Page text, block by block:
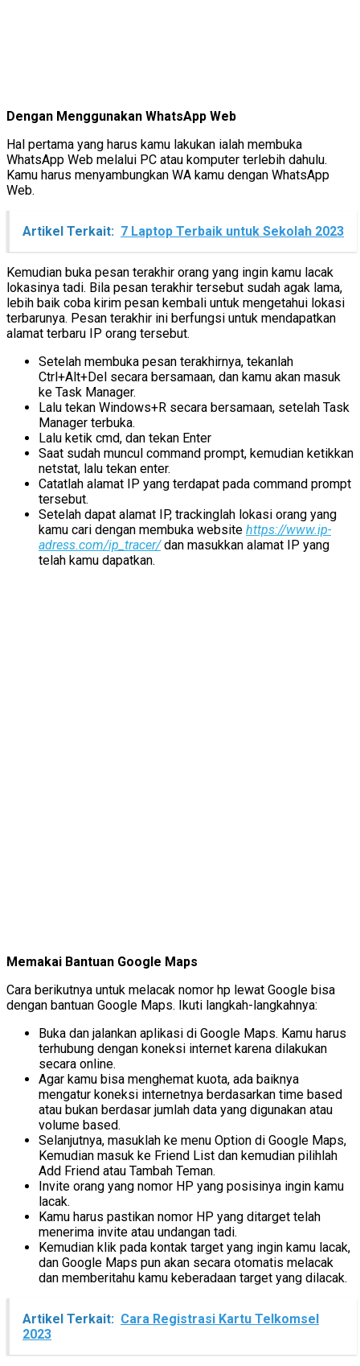
Dengan Menggunakan WhatsApp Web
Hal pertama yang harus kamu lakukan ialah membuka
WhatsApp Web melalui PC atau komputer terlebih dahulu.
Kamu harus menyambungkan WA kamu dengan WhatsApp
Web.
Artikel Terkait: 7 Laptop Terbaik untuk Sekolah 2023
Kemudian buka pesan terakhir orang yang ingin kamu lacak
lokasinya tadi. Bila pesan terakhir tersebut sudah agak lama,
lebih baik coba kirim pesan kembali untuk mengetahui lokasi
terbarunya. Pesan terakhir ini berfungsi untuk mendapatkan
alamat terbaru IP orang tersebut.
Setelah membuka pesan terakhirnya, tekanlah
Ctrl+Alt+Del secara bersamaan, dan kamu akan masuk
ke Task Manager.
Lalu tekan Windows+R secara bersamaan, setelah Task
Manager terbuka.
Lalu ketik cmd, dan tekan Enter
Saat sudah muncul command prompt, kemudian ketikkan
netstat, lalu tekan enter.
Catatlah alamat IP yang terdapat pada command prompt
tersebut.
Setelah dapat alamat IP, trackinglah lokasi orang yang
kamu cari dengan membuka website https://www.ip-
adress.com/ip_tracer/dan masukkan alamat IP yang
telah kamu dapatkan.
Memakai Bantuan Google Maps
Cara berikutnya untuk melacak nomor hp lewat Google bisa
dengan bantuan Google Maps. Ikuti langkah-langkahnya:
Buka dan jalankan aplikasi di Google Maps. Kamu harus
terhubung dengan koneksi internet karena dilakukan
secara online.
Agar kamu bisa menghemat kuota, ada baiknya
mengatur koneksi internetnya berdasarkan time based
atau bukan berdasar jumlah data yang digunakan atau
volume based.
Selanjutnya, masuklah ke menu Option di Google Maps,
Kemudian masuk ke Friend List dan kemudian pilihlah
Add Friend atau Tambah Teman.
Invite orang yang nomor HP yang posisinya ingin kamu
lacak.
Kamu harus pastikan nomor HP yang ditarget telah
menerima invite atau undangan tadi.
Kemudian klik pada kontak target yang ingin kamu lacak,
dan Google Maps pun akan secara otomatis melacak
dan memberitahu kamu keberadaan target yang dilacak.
Artikel Terkait: Cara Registrasi Kartu Telkomsel
2023